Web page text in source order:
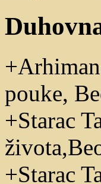
pouke,
+Starac
+Starac